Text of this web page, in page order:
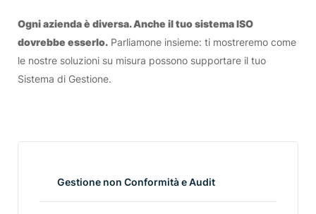
Ogni azienda è diversa. Anche il tuo sistema ISO
dovrebbe esserlo. Parliamone insieme: ti mostreremo come
le nostre soluzioni su misura possono supportare il tuo
Sistema di Gestione.
Gestione non Conformità e Audit